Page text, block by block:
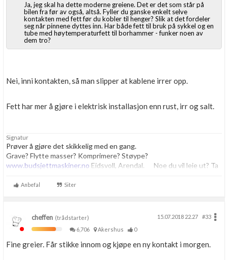
Ja, jeg skal ha dette moderne greiene. Det er det som står på
bilen fra før av også, altså. Fyller du ganske enkelt selve
kontakten med fett før du kobler til henger? Slik at det fordeler
seg når pinnene dyttes inn. Har både fett til bruk på sykkel og en
tube med høytemperaturfett til borhammer - funker noen av
dem tro?
Nei, inni kontakten, så man slipper at kablene irrer opp.
Fett har mer å gjøre i elektrisk installasjon enn rust, irr og salt.
Signatur
Prøver å gjøre det skikkelig med en gang.
Grave? Flytte masser? Komprimere? Støype?
www.budsjettmaskiner.no Eidsvoll, Arendal. Noe du vil leie ut? Ta
Anbefal Siter
cheffen (trådstarter) 15.07.2018 22.27
#33
6,706
Akershus 0
Fine greier. Får stikke innom og kjøpe en ny kontakt i morgen.